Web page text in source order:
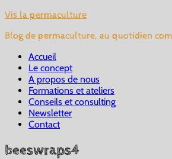
Vis la permaculture
Blog de permaculture, au quotidien
Accueil
Le concept
A propos de nous
Formations et ateliers
Conseils et consulting
Newsletter
Contact
beeswraps4